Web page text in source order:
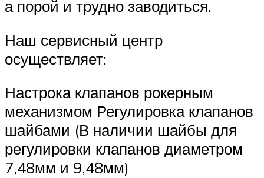
а порой и трудно заводиться.
Наш сервисный центр
осуществляет:
Настрока клапанов рокерным
механизмом Регулировка клапанов
шайбами (В наличии шайбы для
регулировки клапанов диаметром
7,48мм и 9,48мм)